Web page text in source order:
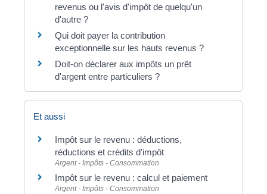
revenus ou l'avis d'impôt de quelqu'un
d'autre ?
Qui doit payer la contribution
exceptionnelle sur les hauts revenus ?
Doit-on déclarer aux impôts un prêt
d'argent entre particuliers ?
Et aussi
Impôt sur le revenu : déductions,
réductions et crédits d'impôt
Argent - Impôts - Consommation
Impôt sur le revenu : calcul et paiement
Argent - Impôts - Consommation